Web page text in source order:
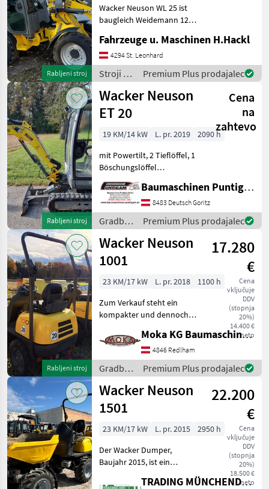
Rabljeni stroj
Wacker Neuson WL 25 ist
baugleich Weidemann 1280,
Betriebsstunden, Kabine
mit Heizung und Lüftung,
verstellbare Lenksäule,
Weidemannaufnahme mit h
Fahrzeuge u. Maschinen H.Hackl
4294 St. Leonhard
Stroji z
motorji /
Wacker
Neuson
Premium Plus prodajalec
Rabljeni stroj
Wacker Neuson
ET 20
Cena
na
zahtevo
19 KM/14 kW L. pr. 2019
2090 h
mit Powertilt, 2 Tieflöffel, 1
Böschungslöffel
Baumaschinen Puntigam
GmbH Unser Spezialgebiet:
Ankauf - Verkauf -
Vermietung von Baumasch
Baumaschinen Puntigam GmbH
8483 Deutsch Goritz
Gradbeni
stroji /
Wacker
Neuson
Premium Plus prodajalec
Rabljeni stroj
Wacker Neuson
1001
17.280
€
Cena
vključuje
DDV
(stopnja
20%)
14.400 €
neto
23 KM/17 kW L. pr. 2018
1100 h
Zum Verkauf steht ein
kompakter und dennoch
des Typs 1001 der
renommierten Marke
Wacker Neuson. Dieses
Modell aus dem Baujahr
2018 ist mit ei
Moka KG Baumaschinenhandel
4846 Redlham
Gradbeni
stroji /
Wacker
Neuson
Premium Plus prodajalec
Wacker Neuson
1501
22.200
€
Cena
vključuje
DDV
(stopnja
20%)
18.500 €
neto
23 KM/17 kW L. pr. 2015
2950 h
Der Wacker Dumper,
Baujahr 2015, ist ein
Baugerät, das sich ideal für
TRADING MÜNCHENDORF Handels GmbH